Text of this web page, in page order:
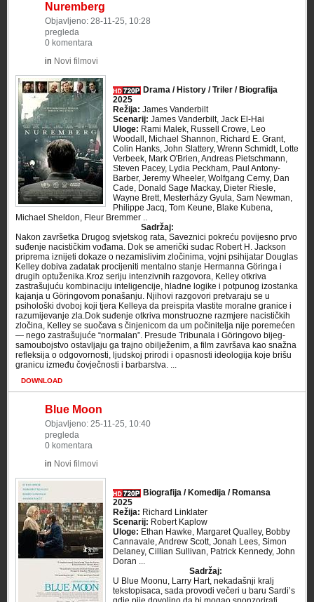
Nuremberg
Objavljeno: 28-11-25, 10:28
pregleda
0 komentara
in Novi filmovi
Drama / History / Triler / Biografija
2025
Režija: James Vanderbilt
Scenarij: James Vanderbilt, Jack El-Hai
Uloge: Rami Malek, Russell Crowe, Leo
Woodall, Michael Shannon, Richard E. Grant,
Colin Hanks, John Slattery, Wrenn Schmidt, Lotte
Verbeek, Mark O'Brien, Andreas Pietschmann,
Steven Pacey, Lydia Peckham, Paul Antony-
Barber, Jeremy Wheeler, Wolfgang Cerny, Dan
Cade, Donald Sage Mackay, Dieter Riesle,
Wayne Brett, Mesterházy Gyula, Sam Newman,
Philippe Jacq, Tom Keune, Blake Kubena,
Michael Sheldon, Fleur Bremmer ..
Sadržaj:
Nakon završetka Drugog svjetskog rata, Saveznici pokreću povijesno prvo
suđenje nacističkim vođama. Dok se američki sudac Robert H. Jackson
priprema iznijeti dokaze o nezamislivim zločinima, vojni psihijatar Douglas
Kelley dobiva zadatak procijeniti mentalno stanje Hermanna Göringa i
drugih optuženika.Kroz seriju intenzivnih razgovora, Kelley otkriva
zastrašujuću kombinaciju inteligencije, hladne logike i potpunog izostanka
kajanja u Göringovom ponašanju. Njihovi razgovori pretvaraju se u
psihološki dvoboj koji tjera Kelleya da preispita vlastite moralne granice i
razumijevanje zla.Dok suđenje otkriva monstruozne razmjere nacističkih
zločina, Kelley se suočava s činjenicom da um počinitelja nije poremećen
— nego zastrašujuće “normalan”. Presude Tribunala i Göringovo bijeg-
samoubojstvo ostavljaju ga trajno obilježenim, a film završava kao snažna
refleksija o odgovornosti, ljudskoj prirodi i opasnosti ideologija koje brišu
granicu između čovječnosti i barbarstva. ...
DOWNLOAD
Blue Moon
Objavljeno: 25-11-25, 10:40
pregleda
0 komentara
in Novi filmovi
Biografija / Komedija / Romansa
2025
Režija: Richard Linklater
Scenarij: Robert Kaplow
Uloge: Ethan Hawke, Margaret Qualley, Bobby
Cannavale, Andrew Scott, Jonah Lees, Simon
Delaney, Cillian Sullivan, Patrick Kennedy, John
Doran ...
Sadržaj:
U Blue Moonu, Larry Hart, nekadašnji kralj
tekstopisaca, sada provodi večeri u baru Sardi’s